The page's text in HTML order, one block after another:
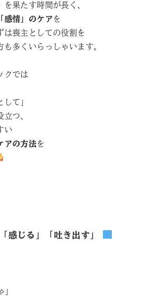
を果たす時間が長く、
感情」のケアを
は喪主としての役割を
多くいらっしゃいます。
クでは
して」
つ、
い
アの方法を
感じる」「吐き出す」
」